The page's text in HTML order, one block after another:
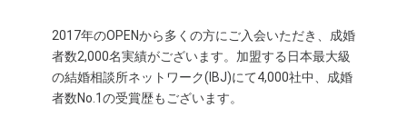
2017年のOPENから多くの方にご入会いただき、成婚
者数2,000名実績がございます。加盟する日本最大級
の結婚相談所ネットワーク(IBJ)にて4,000社中、成婚
者数No.1の受賞歴もございます。